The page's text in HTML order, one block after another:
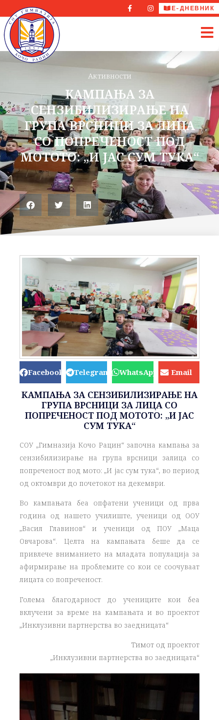
Е-ДНЕВНИК
Активности
КАМПАЊА ЗА
СЕНЗИБИЛИЗИРАЊЕ НА
ГРУПА ВРСНИЦИ ЗА ЛИЦА
СО ПОПРЕЧЕНОСТ ПОД
МОТОTO: „И ЈАС СУМ ТУКА“
Facebook Telegram WhatsApp Email
КАМПАЊА ЗА СЕНЗИБИЛИЗИРАЊЕ НА
ГРУПА ВРСНИЦИ ЗА ЛИЦА СО
ПОПРЕЧЕНОСТ ПОД МОТОTO: „И ЈАС
СУМ ТУКА“
СОУ „Гимназија Кочо Рацин“ започна кампања за
сензибилизирање на група врсници залица со
попреченост под мото: „И јас сум тука“, во период
од октомври до почетокот на декември.
Во кампањата беа опфатени ученици од прва
година од нашето училиште, ученици од ООУ
„Васил Главинов“ и ученици од ПОУ „Маца
Овчарова“. Целта на кампањата беше да се
привлече вниманието на младата популација за
афирмирање на проблемите со кои се соочуваат
лицата со попреченост.
Голема благодарност до учениците кои беа
вклучени за време на кампањата и во проектот
„Инклузивни партнерства во заедницата“
Тимот од проектот
„Инклузивни партнерства во заедницата“